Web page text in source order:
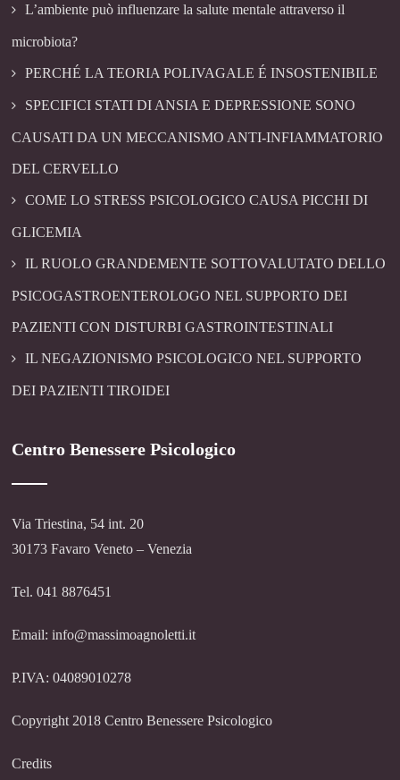
L’ambiente può influenzare la salute mentale attraverso il
microbiota?
PERCHÉ LA TEORIA POLIVAGALE É INSOSTENIBILE
SPECIFICI STATI DI ANSIA E DEPRESSIONE SONO
CAUSATI DA UN MECCANISMO ANTI-INFIAMMATORIO
DEL CERVELLO
COME LO STRESS PSICOLOGICO CAUSA PICCHI DI
GLICEMIA
IL RUOLO GRANDEMENTE SOTTOVALUTATO DELLO
PSICOGASTROENTEROLOGO NEL SUPPORTO DEI
PAZIENTI CON DISTURBI GASTROINTESTINALI
IL NEGAZIONISMO PSICOLOGICO NEL SUPPORTO
DEI PAZIENTI TIROIDEI
Centro Benessere Psicologico
Via Triestina, 54 int. 20
30173 Favaro Veneto – Venezia
Tel. 041 8876451
Email: info@massimoagnoletti.it
P.IVA: 04089010278
Copyright 2018 Centro Benessere Psicologico
Credits